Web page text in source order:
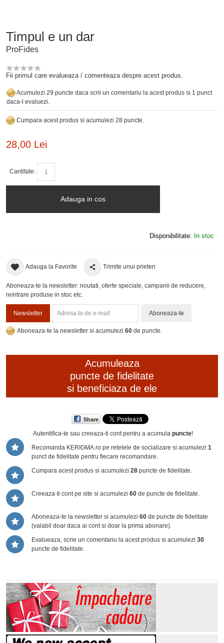
Timpul e un dar
ProFides
Fii primul care evalueaza / comenteaza despre acest produs.
Acumulezi 29 puncte daca scrii un comentariu la acest produs si 1 punct
daca-l evaluezi.
Cumpara acest produs si acumulezi 28 puncte.
28,00 Lei
Cantitate:
Adauga in cos
Disponibilitate: In stoc
Adauga la Favorite Trimite unui prieten
Aboneaza-te la newsletter: noutati, oferte speciale, campanii de reducere,
reintrare produse in stoc etc.
Newsletter Aboneaza-te
Aboneaza-te la newsletter si acumulezi 60 de puncte.
Acumuleaza
puncte de fidelitate
si beneficiaza de ele
Share
Autentifica-te sau creeaza-ti contpentru a acumula puncte!
Recomanda KERIGMA.ro pe retelele de socializare si acumulezi 1
punct de fidelitate pentru fiecare recomandare.
Cumpara acest produs si acumulezi 28 puncte de fidelitate.
Creeaza-ti cont pe site si acumulezi 60 de puncte de fidelitate.
Aboneaza-te la newsletter si acumulezi 60 de puncte de fidelitate
(valabil doar daca ai cont si doar la prima abonare).
Evalueaza, scrie un comentariu la acest produs si acumulezi 30
puncte de fidelitate.